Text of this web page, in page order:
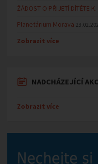
ŽÁDOST O PŘIJETÍ DÍTĚTE
Planetárium Morava
Zobrazit více
NADCHÁZEJÍCÍ
Zobrazit více